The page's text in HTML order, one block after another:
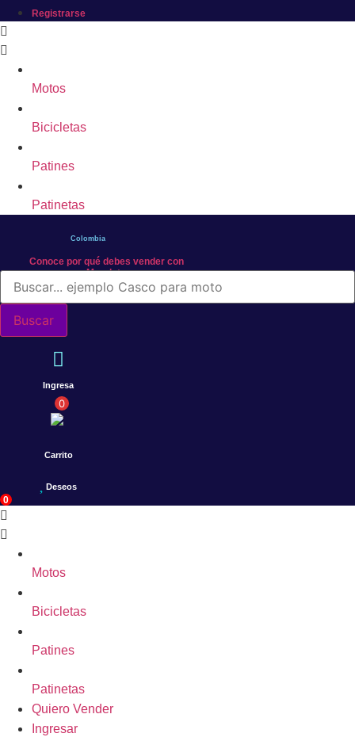
Registrarse
Motos
Bicicletas
Patines
Patinetas
Colombia
Conoce por qué debes vender con
Mercleta
Búsqueda
productos
Buscar
Ingresa
0
Carrito
Deseos
0
Motos
Bicicletas
Patines
Patinetas
Quiero Vender
Ingresar